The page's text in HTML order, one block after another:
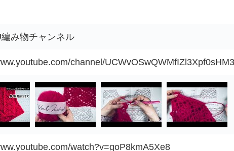
み物チャンネル
channel/
watch?v=goP8kmA5Xe8